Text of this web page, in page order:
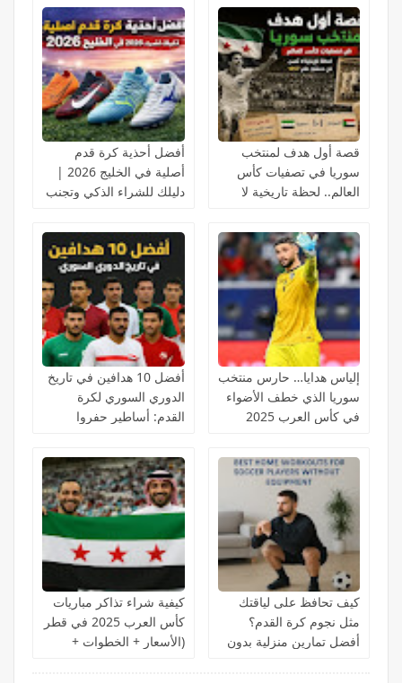
قصة أول هدف لمنتخب
سوريا في تصفيات كأس
العالم.. لحظة تاريخية لا
أفضل أحذية كرة قدم
أصلية في الخليج 2026 |
دليلك للشراء الذكي وتجنب
إلياس هدايا… حارس منتخب
سوريا الذي خطف الأضواء
في كأس العرب 2025
أفضل 10 هدافين في تاريخ
الدوري السوري لكرة
القدم: أساطير حفروا
الجماهير
كيف تحافظ على لياقتك
مثل نجوم كرة القدم؟
أفضل تمارين منزلية بدون
كيفية شراء تذاكر مباريات
كأس العرب 2025 في قطر
(الأسعار + الخطوات +